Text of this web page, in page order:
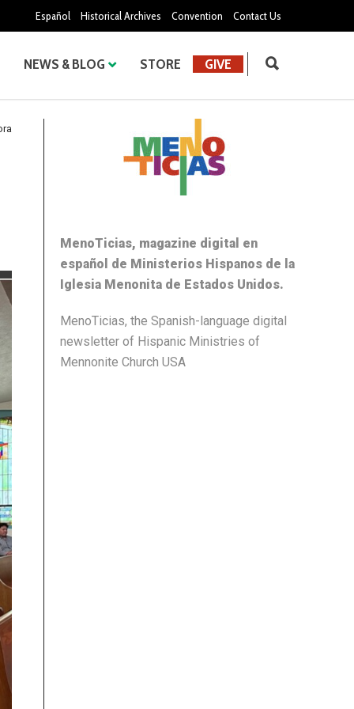
Español Historical Archives Convention Contact Us
NEWS & BLOG STORE GIVE
MenoTicias, magazine digital en
español de Ministerios Hispanos de la
Iglesia Menonita de Estados Unidos.
MenoTicias, the Spanish-language digital
newsletter of Hispanic Ministries of
Mennonite Church USA